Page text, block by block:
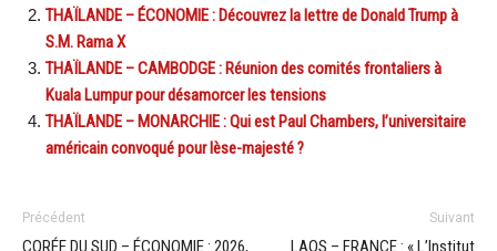
THAÏLANDE – ÉCONOMIE : Découvrez la lettre de Donald Trump à
S.M. Rama X
THAÏLANDE – CAMBODGE : Réunion des comités frontaliers à
Kuala Lumpur pour désamorcer les tensions
THAÏLANDE – MONARCHIE : Qui est Paul Chambers, l’universitaire
américain convoqué pour lèse-majesté ?
Précédent
CORÉE DU SUD – ÉCONOMIE : 2026,
Suivant
LAOS – FRANCE : « L’Institut